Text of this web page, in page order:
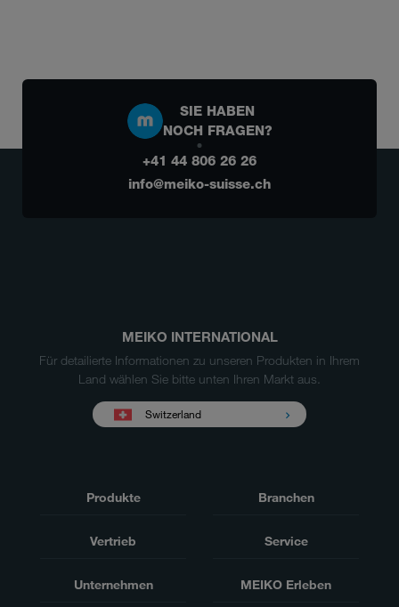
SIE HABEN
NOCH FRAGEN?
+41 44 806 26 26
info@meiko-suisse.ch
MEIKO INTERNATIONAL
Für detailierte Informationen zu unseren Produkten in Ihrem
Land wählen Sie bitte unten Ihren Markt aus.
Switzerland
Produkte Branchen
Vertrieb Service
Unternehmen MEIKO Erleben